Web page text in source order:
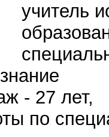
учитель
- 27 лет,
по